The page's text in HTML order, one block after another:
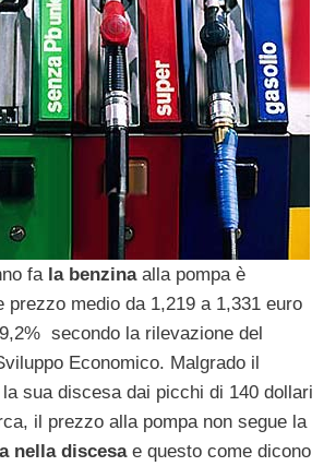
fa la benzina alla pompa è
prezzo medio da 1,219 a 1,331 euro
secondo la rilevazione del
Economico. Malgrado il
sua discesa dai picchi di 140 dollari
il prezzo alla pompa non segue la
nella discesae questo come dicono